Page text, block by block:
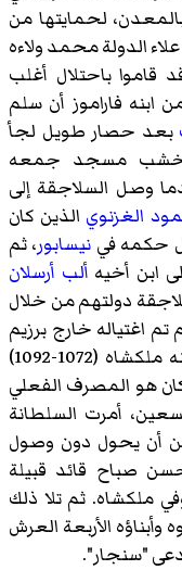
لحمايتها من
علاء الدولة محمد ولاءه
قاموا باحتلال أغلب
ابنه فاراموز أن سلم
بعد حصار طويل لجأ
خشب مسجد جمعه
وصل السلاجقة إلى
الغزنوي الذين كان
حكمه في نيسابور، ثم
ابن أخيه ألب أرسلان
1063 م. وعزز السلاجقة دولتهم من خلال
تم اغتياله خارج برزيم
في عام464 هـ / 1072 م وتولى بعده ابنه ملكشاه (1072-1092)
هو المصرف الفعلي
أمرت السلطانة
أن يحول دون وصول
صباح قائد قبيلة
ملكشاه. ثم تلا ذلك
وأبناؤه الأربعة العرش
"سنجار".